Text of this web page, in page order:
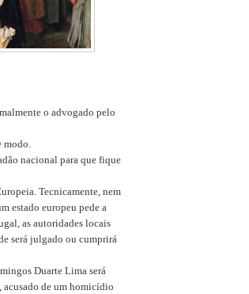
o advogado pelo
modo.
nacional para que fique
Tecnicamente, nem
estado europeu pede a
as autoridades locais
será julgado ou cumprirá
Duarte Lima será
de um homicídio